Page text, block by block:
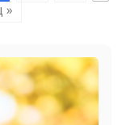
»